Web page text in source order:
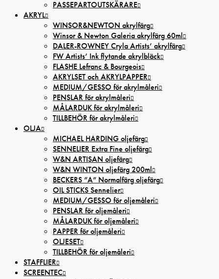
PASSEPARTOUTSKÄRARE
AKRYL
WINSOR&NEWTON akrylfärg
Winsor & Newton Galeria akrylfärg 60ml
DALER-ROWNEY Cryla Artists’ akrylfärg
FW Artists’ Ink flytande akrylbläck
FLASHE Lefranc & Bourgeois
AKRYLSET och AKRYLPAPPER
MEDIUM/GESSO för akrylmåleri
PENSLAR för akrylmåleri
MÅLARDUK för akrylmåleri
TILLBEHÖR för akrylmåleri
OLJA
MICHAEL HARDING oljefärg
SENNELIER Extra Fine oljefärg
W&N ARTISAN oljefärg
W&N WINTON oljefärg 200ml
BECKERS ”A” Normalfärg oljefärg
OIL STICKS Sennelier
MEDIUM/GESSO för oljemåleri
PENSLAR för oljemåleri
MÅLARDUK för oljemåleri
PAPPER för oljemåleri
OLJESET
TILLBEHÖR för oljemåleri
STAFFLIER
SCREENTEC